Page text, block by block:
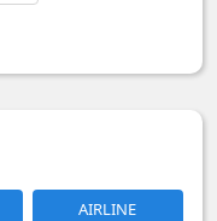
AIRLINE